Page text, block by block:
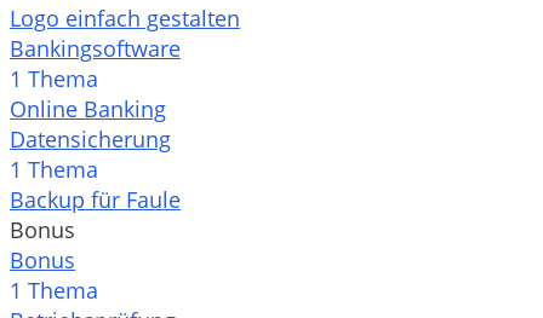
Logo einfach gestalten
Bankingsoftware
1 Thema
Online Banking
Datensicherung
1 Thema
Backup für Faule
Bonus
Bonus
1 Thema